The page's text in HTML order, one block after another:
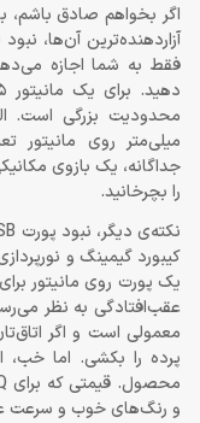
اگر بخواهم صادق باشم،
آزاردهنده‌ترین آن‌ها،
میلی‌متر روی مانیتور
جداگانه، یک بازوی
را بچرخانید.
یک پورت روی مانیتور
معمولی است و اگر
پرده را بکشی. اما خب،
و رنگ‌های خوب و سرعت